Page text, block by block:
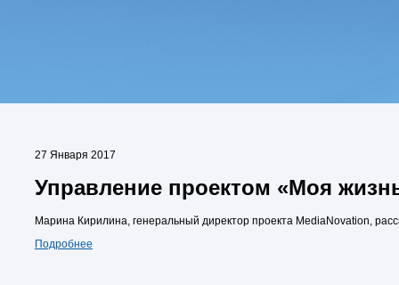
27 Января 2017
Управление проектом «Моя
Марина Кирилина, генеральный директор проекта MediaNovation,
Подробнее